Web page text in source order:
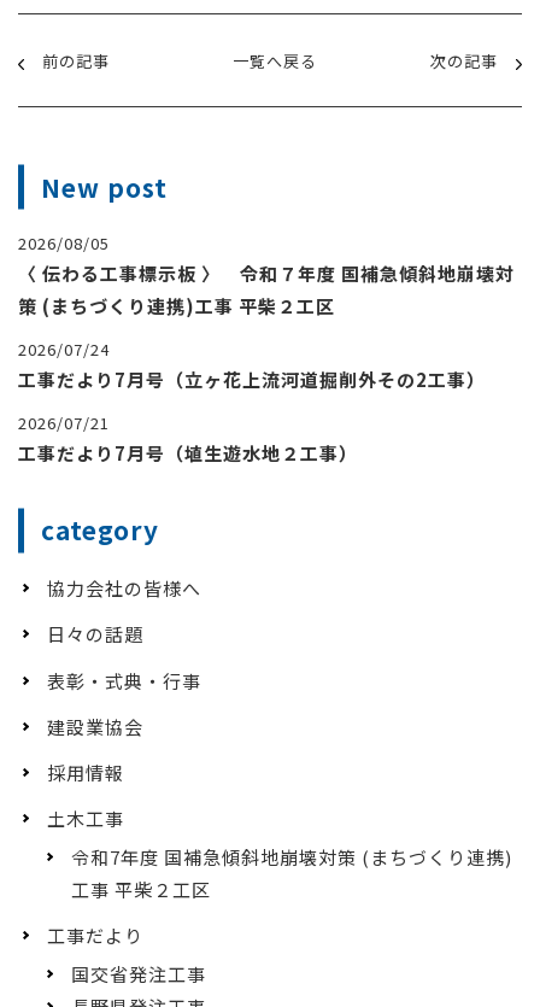
前の記事 一覧へ戻る 次の記事
New post
2026/08/05
〈 伝わる工事標示板 〉 令和７年度 国補急傾斜地崩壊対
策 (まちづくり連携)工事 平柴２工区
2026/07/24
工事だより7月号（立ヶ花上流河道掘削外その2工事）
2026/07/21
工事だより7月号（埴生遊水地２工事）
category
協力会社の皆様へ
日々の話題
表彰・式典・行事
建設業協会
採用情報
土木工事
令和7年度 国補急傾斜地崩壊対策 (まちづくり連携)
工事 平柴２工区
工事だより
国交省発注工事